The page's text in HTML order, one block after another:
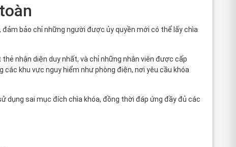
bảo chỉ những người được ủy quyền mới có thể lấy chìa
thẻ nhận diện duy nhất, và chỉ những nhân viên được cấp
khu vực nguy hiểm như phòng điện, nơi yêu cầu khóa
dụng sai mục đích chìa khóa, đồng thời đáp ứng đầy đủ các